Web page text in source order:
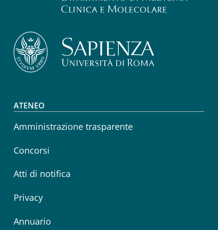
Footer menu
ATENEO
Amministrazione trasparente
Concorsi
Atti di notifica
Privacy
Annuario